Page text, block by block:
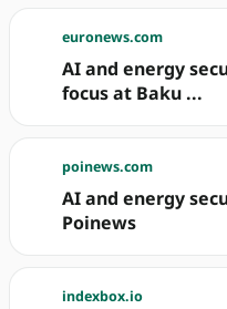
euronews.com
AI and energy
focus at Baku ...
poinews.com
AI and energy
Poinews
indexbox.io